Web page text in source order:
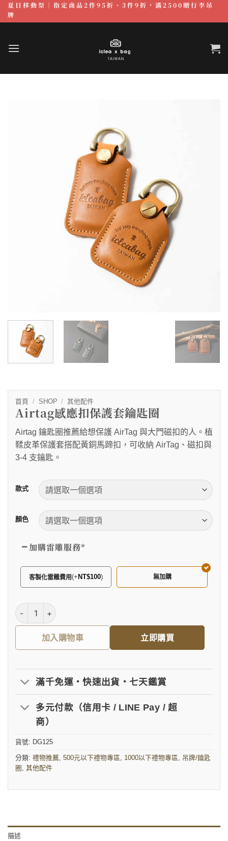
夏日移動祭｜指定商品2件95折、3件9折，滿2500贈行李吊
牌
首頁 / SHOP / 其他配件
Airtag感應扣保護套鑰匙圈
Airtag 鑰匙圈推薦給想保護 AirTag 與大門磁扣的人。植
鞣皮革保護套搭配黃銅馬蹄扣，可收納 AirTag、磁扣與
3-4 支鑰匙。
款式
顏色
加購雷雕服務*
客製化雷雕費用(+ NT$100) 無加購
Airtag感應扣保護套鑰匙圈 數量
加入購物車 立即購買
滿千免運・快速出貨・七天鑑賞
多元付款（信用卡 / LINE Pay / 超
商）
貨號: DG125
分類: 禮物推薦, 500元以下禮物專區, 1000以下禮物專區, 吊牌/鑰匙
圈 , 其他配件
描述